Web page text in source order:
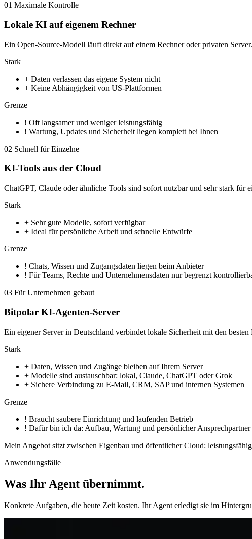
01 Maximale Kontrolle
Lokale KI auf eigenem Rechner
Ein Open-Source-Modell läuft direkt auf einem Rechner oder privaten
Stark
+ Daten verlassen das eigene System nicht
+ Keine Abhängigkeit von US-Plattformen
Grenze
! Oft langsamer und weniger leistungsfähig
! Wartung, Updates und Sicherheit liegen komplett bei Ihnen
02 Schnell für Einzelne
KI-Tools aus der Cloud
ChatGPT, Claude oder ähnliche Tools sind sofort nutzbar und sehr stark für
Stark
+ Sehr gute Modelle, sofort verfügbar
+ Ideal für persönliche Arbeit und schnelle Entwürfe
Grenze
! Chats, Wissen und Zugangsdaten liegen beim Anbieter
! Für Teams, Rechte und Unternehmensdaten nur begrenzt
03 Für Unternehmen gebaut
Bitpolar KI-Agenten-Server
Ein eigener Server in Deutschland verbindet lokale Sicherheit mit den
Stark
+ Daten, Wissen und Zugänge bleiben auf Ihrem Server
+ Modelle sind austauschbar: lokal, Claude, ChatGPT oder Grok
+ Sichere Verbindung zu E-Mail, CRM, SAP und internen Systemen
Grenze
! Braucht saubere Einrichtung und laufenden Betrieb
! Dafür bin ich da: Aufbau, Wartung und persönlicher Ansprechpartner
Mein Angebot sitzt zwischen Eigenbau und öffentlicher Cloud:
Anwendungsfälle
Was Ihr Agent übernimmt.
Konkrete Aufgaben, die heute Zeit kosten. Ihr Agent erledigt sie im